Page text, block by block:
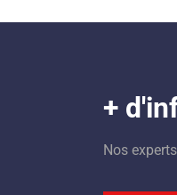
+
Nos